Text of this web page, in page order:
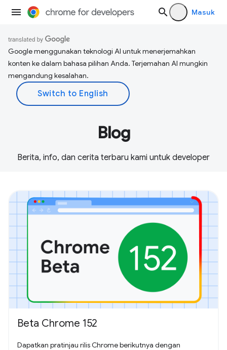
Masuk
Google menggunakan teknologi AI untuk menerjemahkan
konten ke dalam bahasa pilihan Anda. Terjemahan AI mungkin
mengandung kesalahan.
Blog
Berita, info, dan cerita terbaru kami untuk developer
Beta Chrome 152
Dapatkan pratinjau rilis Chrome berikutnya dengan